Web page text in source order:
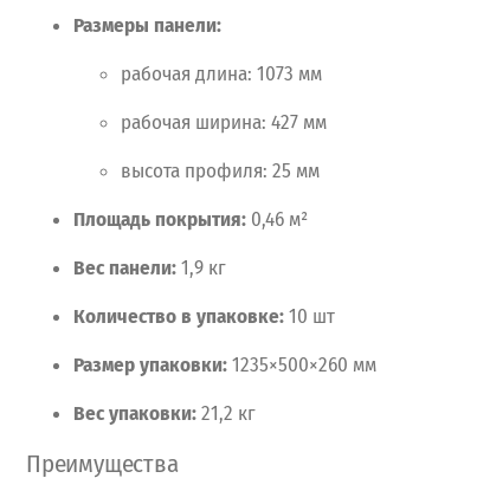
Размеры панели:
рабочая длина: 1073 мм
рабочая ширина: 427 мм
высота профиля: 25 мм
Площадь покрытия: 0,46 м²
Вес панели:1,9 кг
Количество в упаковке:10 шт
Размерупаковки:1235×500×260 мм
Весупаковки:21,2 кг
Преимущества